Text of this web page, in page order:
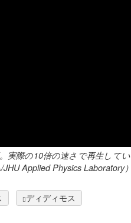
実際の10倍の速さで再生して
Applied Physics Laboratory）
ディディモス